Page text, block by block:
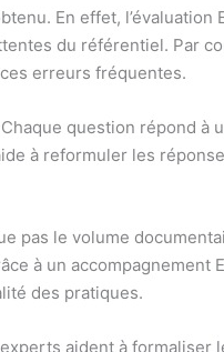
En effet,
du référentiel. Par
erreurs fréquentes.
question répond
à reformuler les
pas le volume
à un accompagnement
des pratiques.
aident à